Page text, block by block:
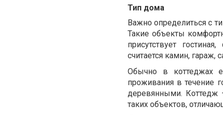
Тип дома
Важно определиться с
Такие объекты
присутствует
считается камин, гараж,
Обычно в коттеджах
проживания в течение
деревянными. Коттедж
таких объектов,